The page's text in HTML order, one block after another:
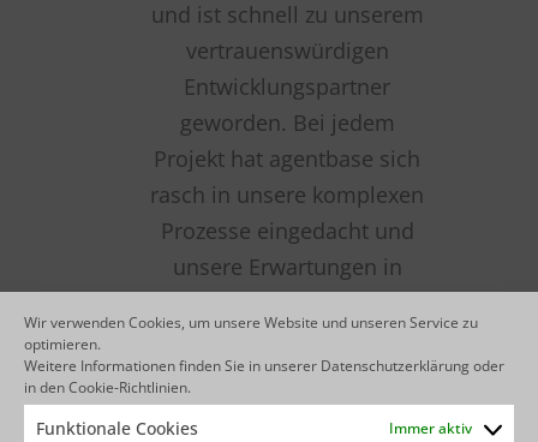
Wir verwenden Cookies, um unsere Website und unseren Service zu
optimieren.
Weitere Informationen finden Sie in unserer Datenschutzerklärungoder
in denCookie-Richtlinien.
Funktionale Cookies Immer aktiv